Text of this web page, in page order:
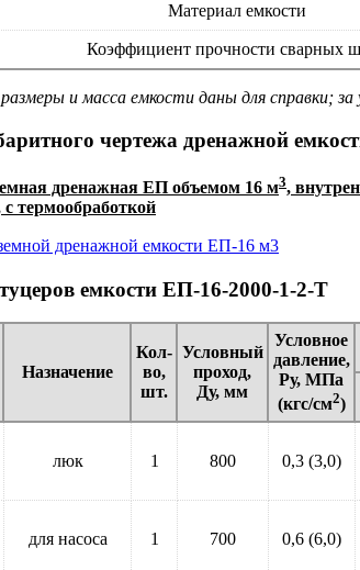
Материал емкости
Коэффициент прочности сварных
и масса емкости даны для справки;
чертежа дренажной
дренажная ЕП объемом 16 м3,
с термообработкой
емкости ЕП-16-2000-1-2-Т
Назначение
Кол-
во,
шт.
Условный
проход,
Ду, мм
Условное
давление,
Ру, МПа
(кгс/см2)
люк 1 800 0,3 (3,0)
для насоса 1 700 0,6 (6,0)